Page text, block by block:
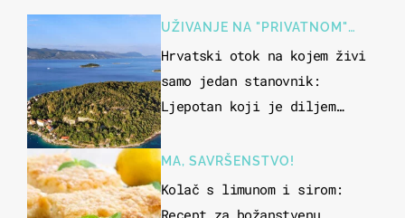
UŽIVANJE NA "PRIVATNOM"
OTOKU
Hrvatski otok na kojem živi
samo jedan stanovnik:
Ljepotan koji je diljem
"bijelom zlatu"
MA, SAVRŠENSTVO!
Kolač s limunom i sirom: